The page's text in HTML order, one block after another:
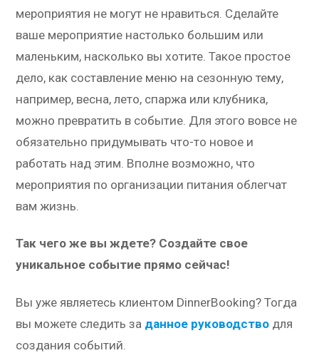
мероприятия не могут не нравиться. Сделайте
ваше мероприятие настолько большим или
маленьким, насколько вы хотите. Такое простое
дело, как составление меню на сезонную тему,
например, весна, лето, спаржа или клубника,
можно превратить в событие. Для этого вовсе не
обязательно придумывать что-то новое и
работать над этим. Вполне возможно, что
мероприятия по организации питания облегчат
вам жизнь.
Так чего же вы ждете? Создайте свое
уникальное событие прямо сейчас!
Вы уже являетесь клиентом DinnerBooking? Тогда
вы можете следить за данное руководство для
создания событий.